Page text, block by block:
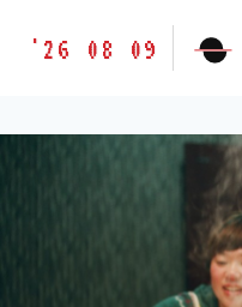
胶
味
'26 08 09